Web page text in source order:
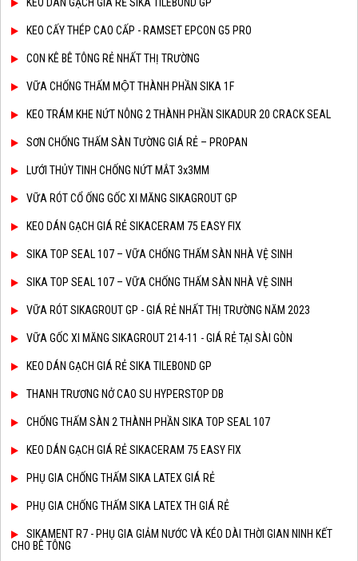
KEO DÁN GẠCH GIÁ RẺ SIKA TILEBOND GP
KEO CẤY THÉP CAO CẤP - RAMSET EPCON G5 PRO
CON KÊ BÊ TÔNG RẺ NHẤT THỊ TRƯỜNG
VỮA CHỐNG THẤM MỘT THÀNH PHẦN SIKA 1F
KEO TRÁM KHE NỨT NÔNG 2 THÀNH PHẦN SIKADUR 20 CRACK SEAL
SƠN CHỐNG THẤM SÀN TƯỜNG GIÁ RẺ – PROPAN
LƯỚI THỦY TINH CHỐNG NỨT MẮT 3x3MM
VỮA RÓT CỔ ỐNG GỐC XI MĂNG SIKAGROUT GP
KEO DÁN GẠCH GIÁ RẺ SIKACERAM 75 EASY FIX
SIKA TOP SEAL 107 – VỮA CHỐNG THẤM SÀN NHÀ VỆ SINH
SIKA TOP SEAL 107 – VỮA CHỐNG THẤM SÀN NHÀ VỆ SINH
VỮA RÓT SIKAGROUT GP - GIÁ RẺ NHẤT THỊ TRƯỜNG NĂM 2023
VỮA GỐC XI MĂNG SIKAGROUT 214-11 - GIÁ RẺ TẠI SÀI GÒN
KEO DÁN GẠCH GIÁ RẺ SIKA TILEBOND GP
THANH TRƯƠNG NỞ CAO SU HYPERSTOP DB
CHỐNG THẤM SÀN 2 THÀNH PHẦN SIKA TOP SEAL 107
KEO DÁN GẠCH GIÁ RẺ SIKACERAM 75 EASY FIX
PHỤ GIA CHỐNG THẤM SIKA LATEX GIÁ RẺ
PHỤ GIA CHỐNG THẤM SIKA LATEX TH GIÁ RẺ
SIKAMENT R7 - PHỤ GIA GIẢM NƯỚC VÀ KÉO DÀI THỜI GIAN NINH KẾT
CHO BÊ TÔNG